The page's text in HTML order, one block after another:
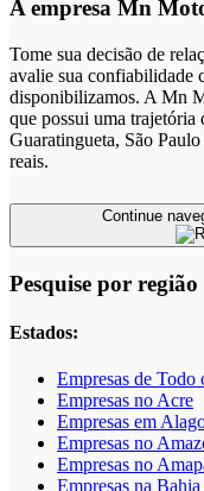
A empresa Mn
Tome sua decisão de
avalie sua confiabilidade
disponibilizamos. A Mn
que possui uma trajetória
Guaratingueta, São
reais.
Pesquise por região
Estados:
Empresas de Todo
Empresas no Acre
Empresas em
Empresas no
Empresas no
Empresas na Bahia